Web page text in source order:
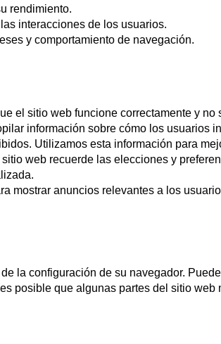
rendimiento.
interacciones de los usuarios.
y comportamiento de navegación.
el sitio web funcione correctamente y
información sobre cómo los usuarios
Utilizamos esta información para
web recuerde las elecciones y
mostrar anuncios relevantes a los
la configuración de su navegador.
posible que algunas partes del sitio web